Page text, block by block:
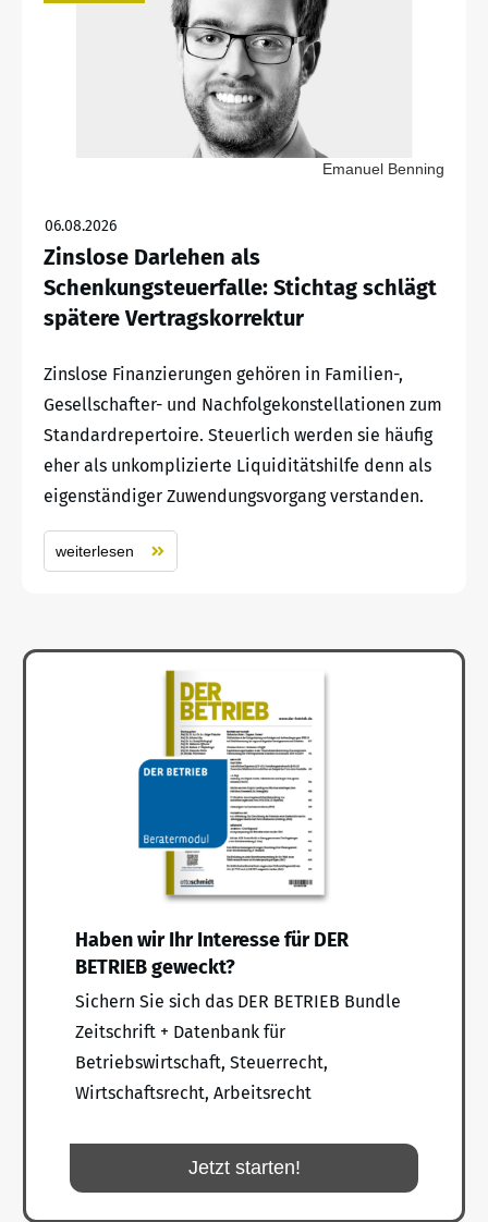
Emanuel Benning
06.08.2026
Zinslose Darlehen als
Schenkungsteuerfalle: Stichtag schlägt
spätere Vertragskorrektur
Zinslose Finanzierungen gehören in Familien-,
Gesellschafter- und Nachfolgekonstellationen zum
Standardrepertoire. Steuerlich werden sie häufig
eher als unkomplizierte Liquiditätshilfe denn als
eigenständiger Zuwendungsvorgang verstanden.
weiterlesen
Haben wir Ihr Interesse für DER
BETRIEB geweckt?
Sichern Sie sich das DER BETRIEB Bundle
Zeitschrift + Datenbank für
Betriebswirtschaft, Steuerrecht,
Wirtschaftsrecht, Arbeitsrecht
Jetzt starten!